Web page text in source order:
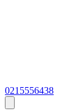
0215556438